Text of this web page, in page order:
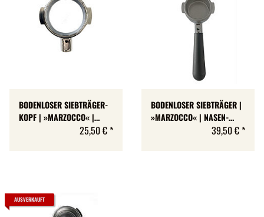
BODENLOSER SIEBTRÄGER-
KOPF | »MARZOCCO« |
NASEN-HÖHE: 6,5 MM | M12
25,50 € *
BODENLOSER SIEBTRÄGER |
»MARZOCCO« | NASEN-
39,50 € *
AUSVERKAUFT